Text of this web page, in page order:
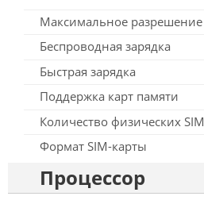
Максимальное
Беспроводная зарядка
Быстрая зарядка
Поддержка карт памяти
Количество физических
Формат SIM-карты
Процессор